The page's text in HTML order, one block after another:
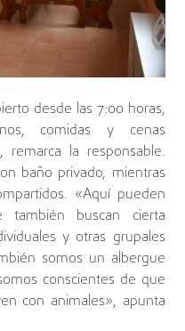
desde las 7:00 horas,
comidas y cenas
la responsable.
baño privado, mientras
«Aquí pueden
buscan cierta
y otras grupales
somos un albergue
conscientes de que
con animales», apunta